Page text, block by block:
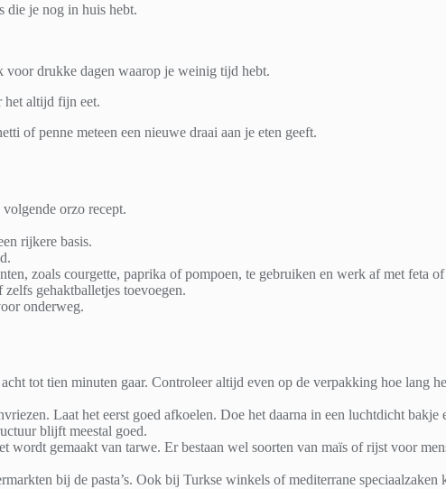
die je nog in huis hebt.
voor drukke dagen waarop je weinig tijd hebt.
het altijd fijn eet.
of penne meteen een nieuwe draai aan je eten geeft.
orzo recept.
rijkere basis.
zoals courgette, paprika of pompoen, te gebruiken en werk af met feta of
gehaktballetjes toevoegen.
onderweg.
tot tien minuten gaar. Controleer altijd even op de verpakking hoe lang
Laat het eerst goed afkoelen. Doe het daarna in een luchtdicht
blijft meestal goed.
wordt gemaakt van tarwe. Er bestaan wel soorten van maïs of rijst voor
bij de pasta’s. Ook bij Turkse winkels of mediterrane speciaalzaken